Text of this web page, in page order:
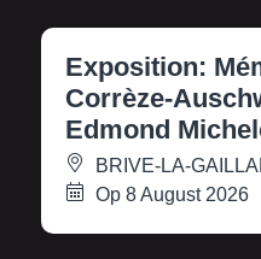
Exposition:
Corrèze-
Edmond
BRIVE-LA-
Op 8 August 2026